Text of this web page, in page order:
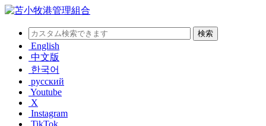
English
中文版
한국어
русский
Youtube
X
Instagram
TikTok